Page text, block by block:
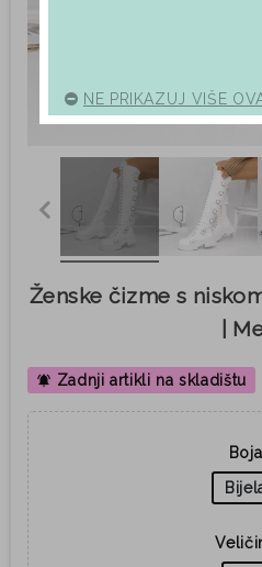
Ženske čizme s
|
notifications_active Zadnji artikli na skladištu
Boja
NE PRIKAZUJ VIŠE